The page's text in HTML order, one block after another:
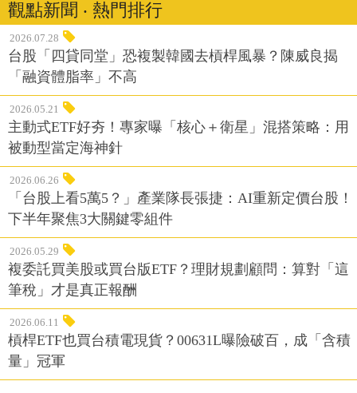
觀點新聞 ‧ 熱門排行
2026.07.28
台股「四貸同堂」恐複製韓國去槓桿風暴？陳威良揭
「融資體脂率」不高
2026.05.21
主動式ETF好夯！專家曝「核心＋衛星」混搭策略：用
被動型當定海神針
2026.06.26
「台股上看5萬5？」產業隊長張捷：AI重新定價台股！
下半年聚焦3大關鍵零組件
2026.05.29
複委託買美股或買台版ETF？理財規劃顧問：算對「這
筆稅」才是真正報酬
2026.06.11
槓桿ETF也買台積電現貨？00631L曝險破百，成「含積
量」冠軍